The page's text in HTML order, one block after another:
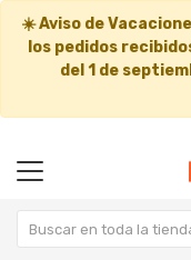
☀️Aviso de
los pedidos
del 1 de